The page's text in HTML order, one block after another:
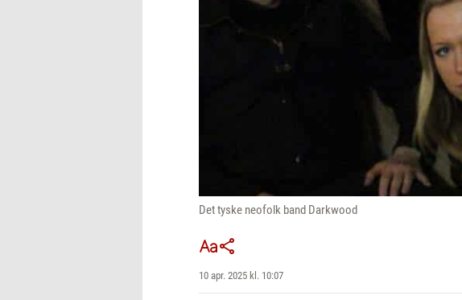
Det tyske neofolk band Darkwood
10 apr. 2025 kl. 10:07